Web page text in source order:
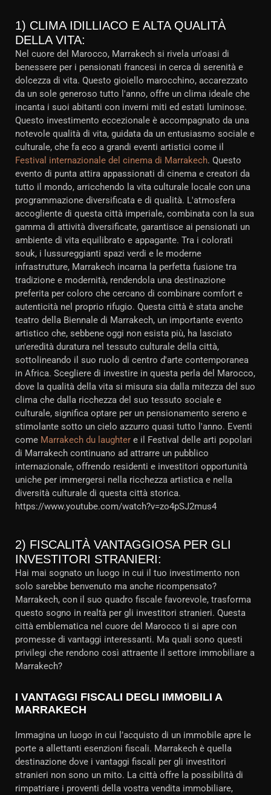
1) CLIMA IDILLIACO E ALTA QUALITÀ
DELLA VITA:
Nel cuore del Marocco, Marrakech si rivela un'oasi di
benessere per i pensionati francesi in cerca di serenità e
dolcezza di vita. Questo gioiello marocchino, accarezzato
da un sole generoso tutto l'anno, offre un clima ideale che
incanta i suoi abitanti con inverni miti ed estati luminose.
Questo investimento eccezionale è accompagnato da una
notevole qualità di vita, guidata da un entusiasmo sociale e
culturale, che fa eco a grandi eventi artistici come il
Festival internazionale del cinema di Marrakech. Questo
evento di punta attira appassionati di cinema e creatori da
tutto il mondo, arricchendo la vita culturale locale con una
programmazione diversificata e di qualità. L'atmosfera
accogliente di questa città imperiale, combinata con la sua
gamma di attività diversificate, garantisce ai pensionati un
ambiente di vita equilibrato e appagante. Tra i colorati
souk, i lussureggianti spazi verdi e le moderne
infrastrutture, Marrakech incarna la perfetta fusione tra
tradizione e modernità, rendendola una destinazione
preferita per coloro che cercano di combinare comfort e
autenticità nel proprio rifugio. Questa città è stata anche
teatro della Biennale di Marrakech, un importante evento
artistico che, sebbene oggi non esista più, ha lasciato
un'eredità duratura nel tessuto culturale della città,
sottolineando il suo ruolo di centro d'arte contemporanea
in Africa. Scegliere di investire in questa perla del Marocco,
dove la qualità della vita si misura sia dalla mitezza del suo
clima che dalla ricchezza del suo tessuto sociale e
culturale, significa optare per un pensionamento sereno e
stimolante sotto un cielo azzurro quasi tutto l'anno. Eventi
come Marrakech du laughter e il Festival delle arti popolari
di Marrakech continuano ad attrarre un pubblico
internazionale, offrendo residenti e investitori opportunità
uniche per immergersi nella ricchezza artistica e nella
diversità culturale di questa città storica.
https://www.youtube.com/watch?v=zo4pSJ2mus4
2) FISCALITÀ VANTAGGIOSA PER GLI
INVESTITORI STRANIERI:
Hai mai sognato un luogo in cui il tuo investimento non
solo sarebbe benvenuto ma anche ricompensato?
Marrakech, con il suo quadro fiscale favorevole, trasforma
questo sogno in realtà per gli investitori stranieri. Questa
città emblematica nel cuore del Marocco ti si apre con
promesse di vantaggi interessanti. Ma quali sono questi
privilegi che rendono così attraente il settore immobiliare a
Marrakech?
I VANTAGGI FISCALI DEGLI IMMOBILI A
MARRAKECH
Immagina un luogo in cui l’acquisto di un immobile apre le
porte a allettanti esenzioni fiscali. Marrakech è quella
destinazione dove i vantaggi fiscali per gli investitori
stranieri non sono un mito. La città offre la possibilità di
rimpatriare i proventi della vostra vendita immobiliare,